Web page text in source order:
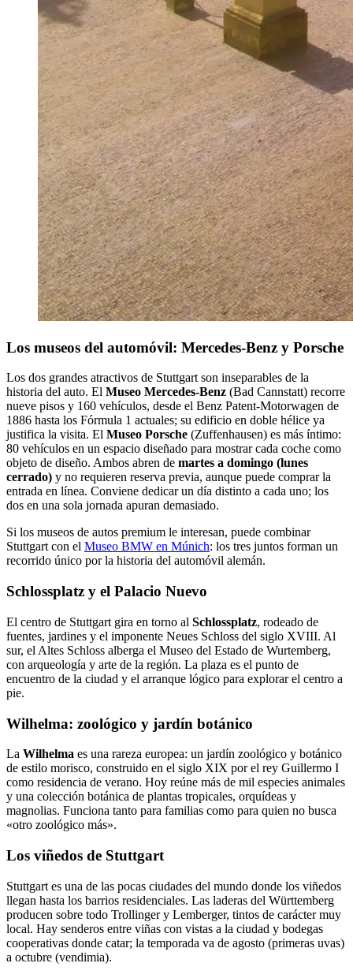
Los museos del automóvil: Mercedes-Benz y Porsche
Los dos grandes atractivos de Stuttgart son inseparables de la
historia del auto. El Museo Mercedes-Benz (Bad Cannstatt) recorre
nueve pisos y 160 vehículos, desde el Benz Patent-Motorwagen de
1886 hasta los Fórmula 1 actuales; su edificio en doble hélice ya
justifica la visita. El Museo Porsche (Zuffenhausen) es más íntimo:
80 vehículos en un espacio diseñado para mostrar cada coche como
objeto de diseño. Ambos abren de martes a domingo (lunes
cerrado) y no requieren reserva previa, aunque puede comprar la
entrada en línea. Conviene dedicar un día distinto a cada uno; los
dos en una sola jornada apuran demasiado.
Si los museos de autos premium le interesan, puede combinar
Stuttgart con el Museo BMW en Múnich: los tres juntos forman un
recorrido único por la historia del automóvil alemán.
Schlossplatz y el Palacio Nuevo
El centro de Stuttgart gira en torno al Schlossplatz, rodeado de
fuentes, jardines y el imponente Neues Schloss del siglo XVIII. Al
sur, el Altes Schloss alberga el Museo del Estado de Wurtemberg,
con arqueología y arte de la región. La plaza es el punto de
encuentro de la ciudad y el arranque lógico para explorar el centro a
pie.
Wilhelma: zoológico y jardín botánico
La Wilhelma es una rareza europea: un jardín zoológico y botánico
de estilo morisco, construido en el siglo XIX por el rey Guillermo I
como residencia de verano. Hoy reúne más de mil especies animales
y una colección botánica de plantas tropicales, orquídeas y
magnolias. Funciona tanto para familias como para quien no busca
«otro zoológico más».
Los viñedos de Stuttgart
Stuttgart es una de las pocas ciudades del mundo donde los viñedos
llegan hasta los barrios residenciales. Las laderas del Württemberg
producen sobre todo Trollinger y Lemberger, tintos de carácter muy
local. Hay senderos entre viñas con vistas a la ciudad y bodegas
cooperativas donde catar; la temporada va de agosto (primeras uvas)
a octubre (vendimia).